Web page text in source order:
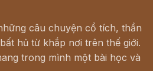
câu chuyện cổ tích, thần
hủ từ khắp nơi trên thế giới.
trong mình một bài học và